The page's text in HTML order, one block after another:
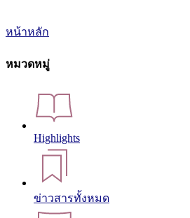
หน้าหลัก
หมวดหมู่
Highlights
ข่าวสารทั้งหมด